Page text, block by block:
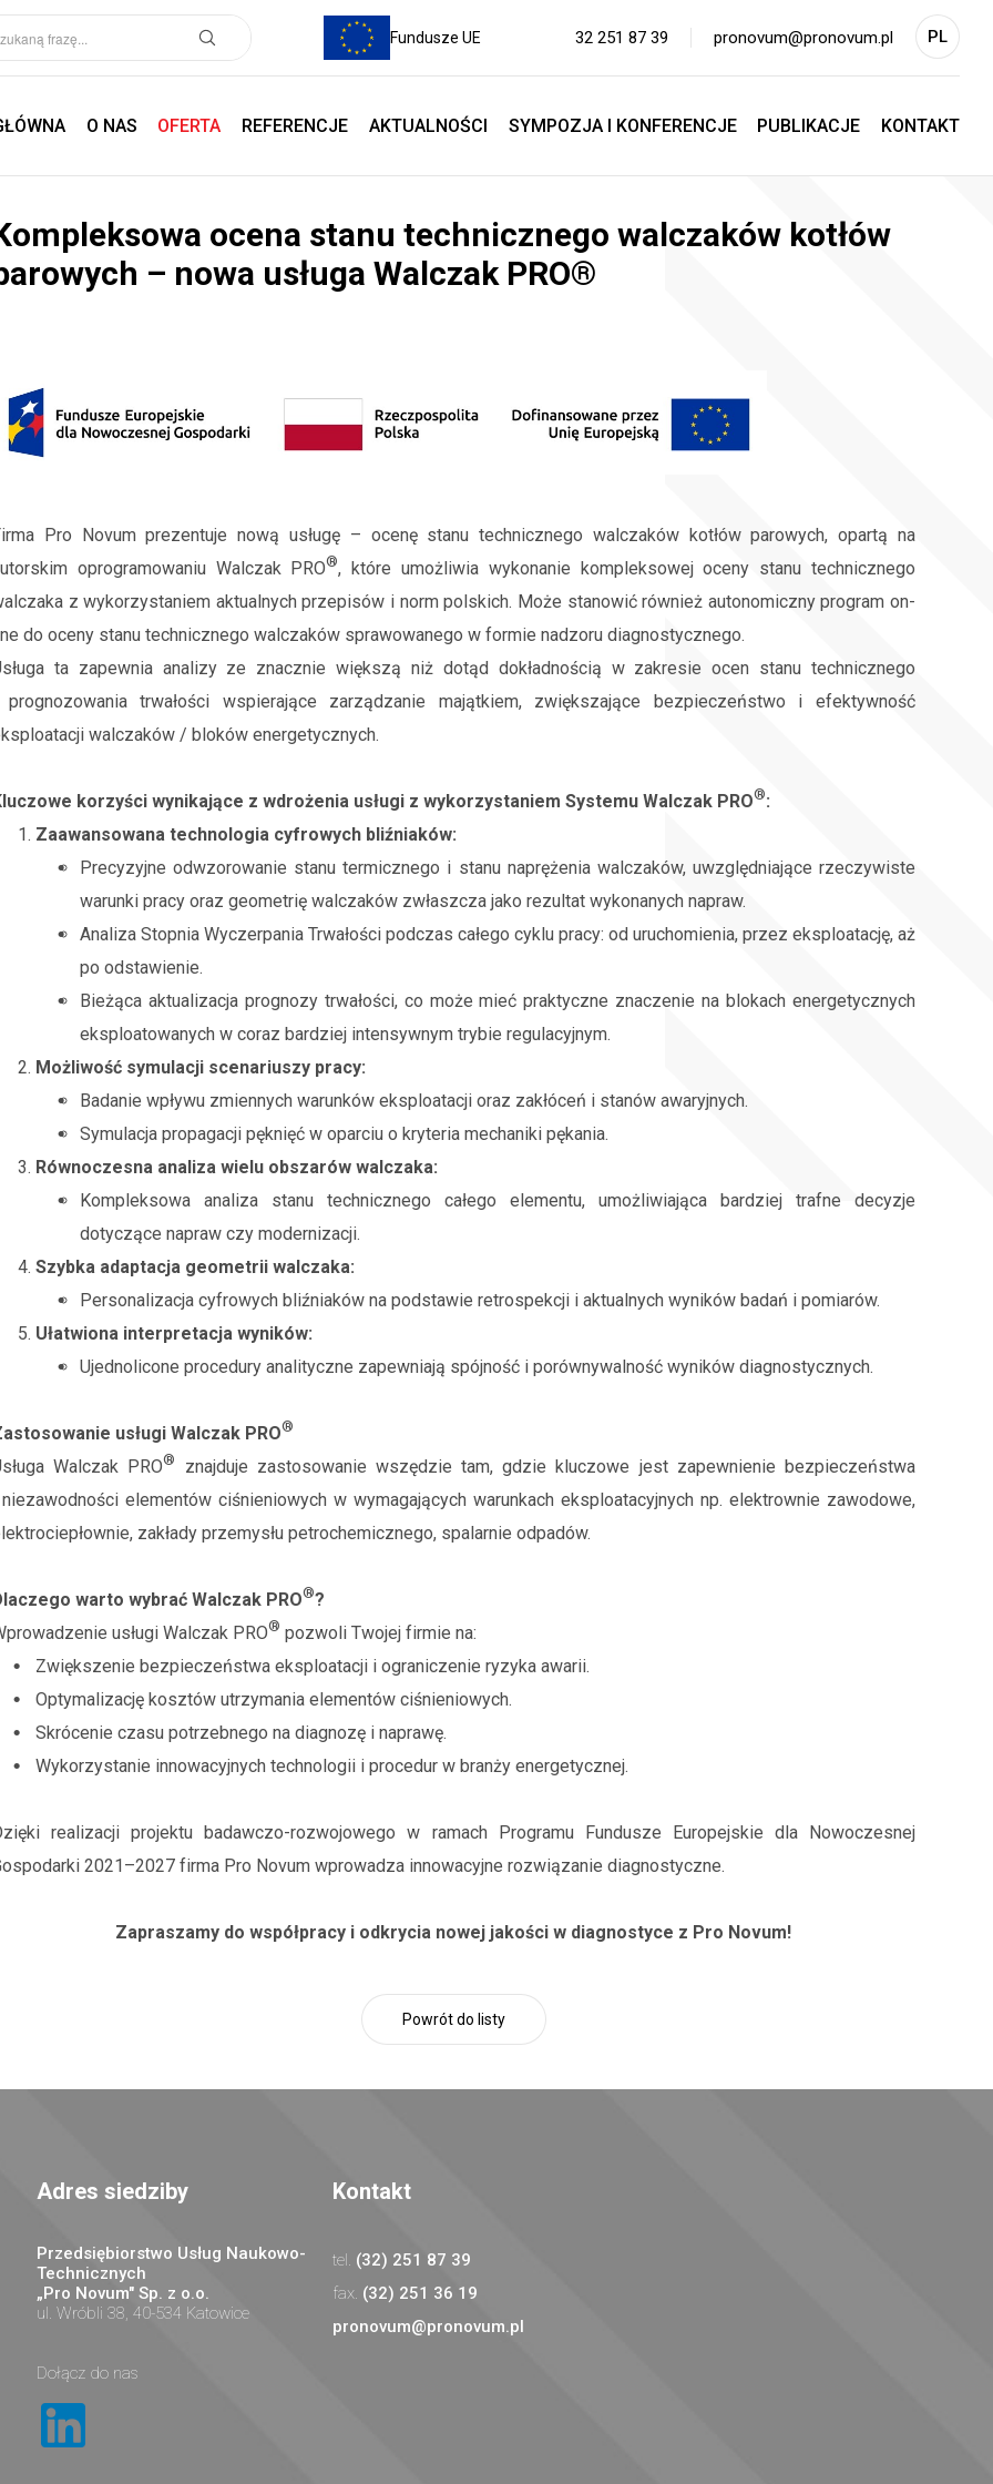
Fundusze UE 32 251 87 39 pronovum@pronovum.pl PL
EN
O NAS OFERTA REFERENCJE AKTUALNOŚCI SYMPOZJA I KONFERENCJE PUBLIKACJE KONTAKT
ocena stanu technicznego walczaków kotłów
– nowa usługa Walczak PRO®
Pro Novum prezentuje nową usługę – ocenę stanu technicznego walczaków kotłów parowych, opartą na
oprogramowaniu Walczak PRO®, które umożliwia wykonanie kompleksowej oceny stanu technicznego
z wykorzystaniem aktualnych przepisów i norm polskich. Może stanowić również autonomiczny program on-
do oceny stanu technicznego walczaków sprawowanego w formie nadzoru diagnostycznego.
ta zapewnia analizy ze znacznie większą niż dotąd dokładnością w zakresie ocen stanu technicznego
trwałości wspierające zarządzanie majątkiem, zwiększające bezpieczeństwo i efektywność
walczaków / bloków energetycznych.
korzyści wynikające z wdrożenia usługi z wykorzystaniem Systemu Walczak PRO®:
Zaawansowana technologia cyfrowych bliźniaków:
Precyzyjne odwzorowanie stanu termicznego i stanu naprężenia walczaków, uwzględniające rzeczywiste
warunki pracy oraz geometrię walczaków zwłaszcza jako rezultat wykonanych napraw.
Analiza Stopnia Wyczerpania Trwałości podczas całego cyklu pracy: od uruchomienia, przez eksploatację, aż
po odstawienie.
Bieżąca aktualizacja prognozy trwałości, co może mieć praktyczne znaczenie na blokach energetycznych
eksploatowanych w coraz bardziej intensywnym trybie regulacyjnym.
Możliwość symulacji scenariuszy pracy:
Badanie wpływu zmiennych warunków eksploatacji oraz zakłóceń i stanów awaryjnych.
Symulacja propagacji pęknięć w oparciu o kryteria mechaniki pękania.
Równoczesna analiza wielu obszarów walczaka:
Kompleksowa analiza stanu technicznego całego elementu, umożliwiająca bardziej trafne decyzje
dotyczące napraw czy modernizacji.
Szybka adaptacja geometrii walczaka:
Personalizacja cyfrowych bliźniaków na podstawie retrospekcji i aktualnych wyników badań i pomiarów.
Ułatwiona interpretacja wyników:
Ujednolicone procedury analityczne zapewniają spójność i porównywalność wyników diagnostycznych.
usługi Walczak PRO®
Walczak PRO®
znajduje zastosowanie wszędzie tam, gdzie kluczowe jest zapewnienie bezpieczeństwa
elementów ciśnieniowych w wymagających warunkach eksploatacyjnych np. elektrownie zawodowe,
zakłady przemysłu petrochemicznego, spalarnie odpadów.
warto wybrać Walczak PRO®?
usługi Walczak PRO® pozwoli Twojej firmie na:
Zwiększenie bezpieczeństwa eksploatacji i ograniczenie ryzyka awarii.
Optymalizację kosztów utrzymania elementów ciśnieniowych.
Skrócenie czasu potrzebnego na diagnozę i naprawę.
Wykorzystanie innowacyjnych technologii i procedur w branży energetycznej.
realizacji projektu badawczo-rozwojowego w ramach Programu Fundusze Europejskie dla Nowoczesnej
2021–2027 firma Pro Novum wprowadza innowacyjne rozwiązanie diagnostyczne.
Zapraszamy do współpracy i odkrycia nowej jakości w diagnostyce z Pro Novum!
Powrót do listy
Adres siedziby
Przedsiębiorstwo Usług Naukowo-
Technicznych
„Pro Novum" Sp. z o.o.
ul. Wróbli 38, 40-534 Katowice
Dołącz do nas
Kontakt
(32) 251 87 39
(32) 251 36 19
pronovum@pronovum.pl